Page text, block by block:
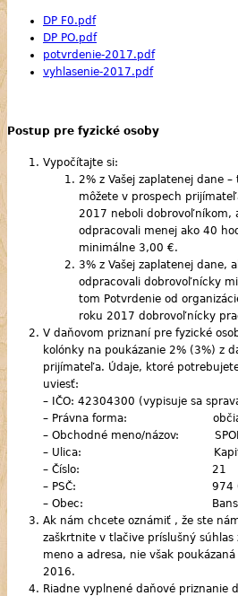
DP F0.pdf
DP PO.pdf
potvrdenie-2017.pdf
vyhlasenie-2017.pdf
Postup pre fyzické osoby
Vypočítajte si:
2% z Vašej zaplatenej dane
môžete v prospech
2017 neboli dobrovoľníkom,
odpracovali menej ako 40
minimálne 3,00 €.
3% z Vašej zaplatenej dane,
odpracovali dobrovoľnícky
tom Potvrdenie od
roku 2017 dobrovoľnícky
V daňovom priznaní pre fyzické
kolónky na poukázanie 2% (3%) z
prijímateľa. Údaje, ktoré
uviesť:
– IČO: 42304300 (vypisuje sa
– Právna forma:
– Obchodné meno/názov:
– Ulica:
– Číslo: 21
– PSČ: 974
– Obec: Banská
Ak nám chcete oznámiť , že ste
zaškrtnite v tlačive príslušný súhlas
meno a adresa, nie však
2016.
Riadne vyplnené daňové priznanie